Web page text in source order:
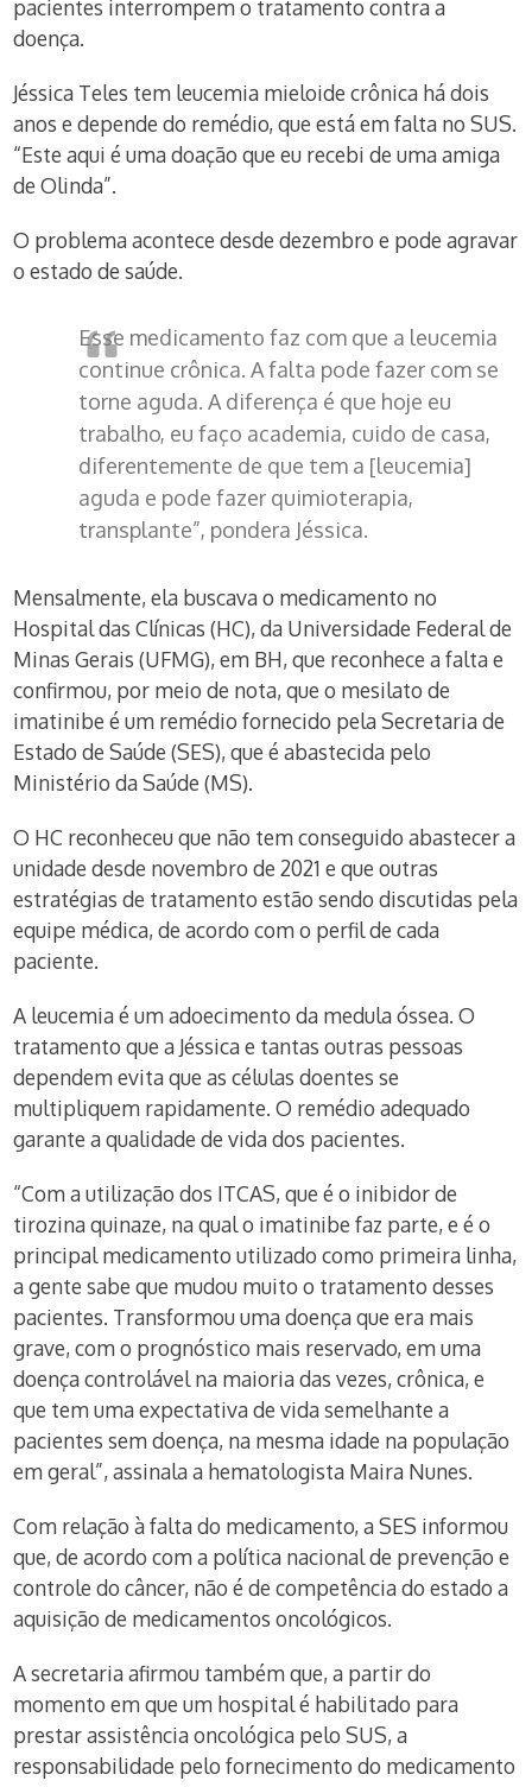
pacientes interrompem o tratamento contra a
doença.
Jéssica Teles tem leucemia mieloide crônica há dois
anos e depende do remédio, que está em falta no SUS.
“Este aqui é uma doação que eu recebi de uma amiga
de Olinda”.
O problema acontece desde dezembro e pode agravar
o estado de saúde.
Esse medicamento faz com que a leucemia
continue crônica. A falta pode fazer com se
torne aguda. A diferença é que hoje eu
trabalho, eu faço academia, cuido de casa,
diferentemente de que tem a [leucemia]
aguda e pode fazer quimioterapia,
transplante”, pondera Jéssica.
Mensalmente, ela buscava o medicamento no
Hospital das Clínicas (HC), da Universidade Federal de
Minas Gerais (UFMG), em BH, que reconhece a falta e
confirmou, por meio de nota, que o mesilato de
imatinibe é um remédio fornecido pela Secretaria de
Estado de Saúde (SES), que é abastecida pelo
Ministério da Saúde (MS).
O HC reconheceu que não tem conseguido abastecer a
unidade desde novembro de 2021 e que outras
estratégias de tratamento estão sendo discutidas pela
equipe médica, de acordo com o perfil de cada
paciente.
A leucemia é um adoecimento da medula óssea. O
tratamento que a Jéssica e tantas outras pessoas
dependem evita que as células doentes se
multipliquem rapidamente. O remédio adequado
garante a qualidade de vida dos pacientes.
“Com a utilização dos ITCAS, que é o inibidor de
tirozina quinaze, na qual o imatinibe faz parte, e é o
principal medicamento utilizado como primeira linha,
a gente sabe que mudou muito o tratamento desses
pacientes. Transformou uma doença que era mais
grave, com o prognóstico mais reservado, em uma
doença controlável na maioria das vezes, crônica, e
que tem uma expectativa de vida semelhante a
pacientes sem doença, na mesma idade na população
em geral”, assinala a hematologista Maira Nunes.
Com relação à falta do medicamento, a SES informou
que, de acordo com a política nacional de prevenção e
controle do câncer, não é de competência do estado a
aquisição de medicamentos oncológicos.
A secretaria afirmou também que, a partir do
momento em que um hospital é habilitado para
prestar assistência oncológica pelo SUS, a
responsabilidade pelo fornecimento do medicamento